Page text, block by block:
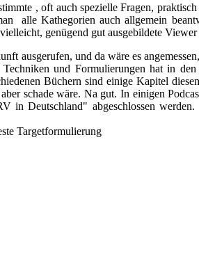
, oft auch spezielle Fragen,
alle Kathegorien auch allgemein
genügend gut ausgebildete
ausgerufen, und da wäre es
und Formulierungen hat in
Büchern sind einige Kapitel
schade wäre. Na gut. In einigen
in Deutschland" abgeschlossen
Targetformulierung